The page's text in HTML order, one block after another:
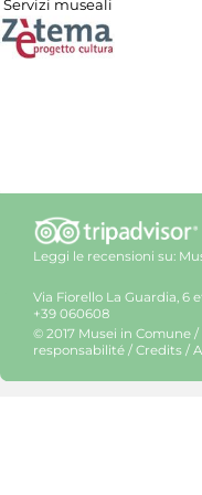
Servizi museali
Leggi le recensioni su:
Via Fiorello La Guardia, 6
+39 060608
© 2017 Musei in Comune /
responsabilité / Credits /